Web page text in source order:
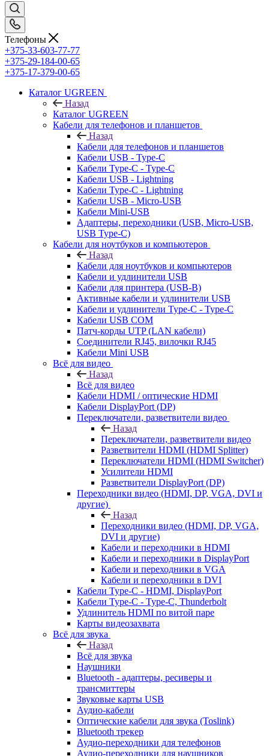
Телефоны
+375-33-603-77-77
+375-29-184-00-65
+375-17-379-00-65
Каталог UGREEN
Назад
Каталог UGREEN
Кабели для телефонов и планшетов
Назад
Кабели для телефонов и планшетов
Кабели USB - Type-C
Кабели Type-C - Type-C
Кабели USB - Lightning
Кабели Type-C - Lightning
Кабели USB - Micro-USB
Кабели Mini-USB
Адаптеры, переходники (USB, Micro-USB,
USB Type-C)
Кабели для ноутбуков и компьютеров
Назад
Кабели для ноутбуков и компьютеров
Кабели и удлинители USB
Кабели для принтера (USB-B)
Активные кабели и удлинители USB
Кабели и удлинители Type-C - Type-C
Кабели USB COM
Патч-корды UTP (LAN кабели)
Соединители RJ45, вилочки RJ45
Кабели Mini USB
Всё для видео
Назад
Всё для видео
Кабели HDMI / оптические HDMI
Кабели DisplayPort (DP)
Переключатели, разветвители видео
Назад
Переключатели, разветвители видео
Разветвители HDMI (HDMI Splitter)
Переключатели HDMI (HDMI Switcher)
Усилители HDMI
Разветвители DisplayPort (DP)
Переходники видео (HDMI, DP, VGA, DVI и
другие)
Назад
Переходники видео (HDMI, DP, VGA,
DVI и другие)
Кабели и переходники в HDMI
Кабели и переходники в DisplayPort
Кабели и переходники в VGA
Кабели и переходники в DVI
Кабели Type-C - HDMI, DisplayPort
Кабели Type-C - Type-C, Thunderbolt
Удлинитель HDMI по витой паре
Карты видеозахвата
Всё для звука
Назад
Всё для звука
Наушники
Bluetooth - адаптеры, ресиверы и
трансмиттеры
Звуковые карты USB
Аудио-кабели
Оптические кабели для звука (Toslink)
Bluetooth трекер
Аудио-переходники для телефонов
Аудио-переходники для наушников